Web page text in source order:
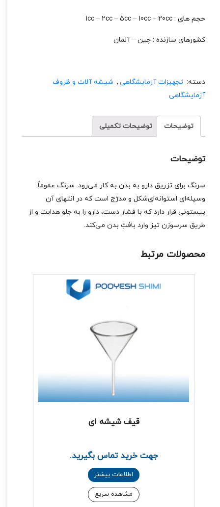
حجم های : 1cc – 2cc – 5cc – 10cc – 20cc
کشورهای سازنده : چین – آلمان
دسته: تجهیزات آزمایشگاهی , شیشه آلات و ظروف
آزمایشگاهی
توضیحات توضیحات تکمیلی
توضیحات
سرنگ برای تزریق دارو به بدن به کار می‌رود. سرنگ عموماً
وسیله‌ای استوانه‌ای‌شکل و مدرّج است که در انتهای آن
پیستونی قرار دارد که با فشار دست، دارو را به جلو هدایت و از
طریق سرسوزن تیز وارد بافتِ بدن می‌کند.
محصولات مرتبط
قیف شیشه ای
جهت خرید تماس بگیرید.
اطلاعات بیشتر
مشاهده سریع